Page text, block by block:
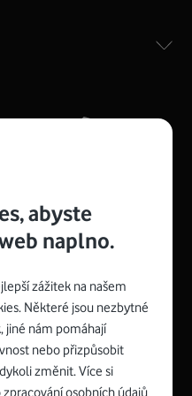
Kompaktní rozměry 21
7,5 cm (včetně stojánku)
a bezdrátové připojení Wi-
abyste
naplno.
zážitek na našem
Některé jsou nezbytné
jiné nám pomáhají
nebo přizpůsobit
změnit. Více si
zpracování osobních údajů